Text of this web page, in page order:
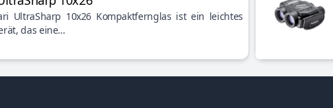
UltraSharp 10x26 Kompaktfernglas ist ein leichtes
das eine…
Artikel anzeigen